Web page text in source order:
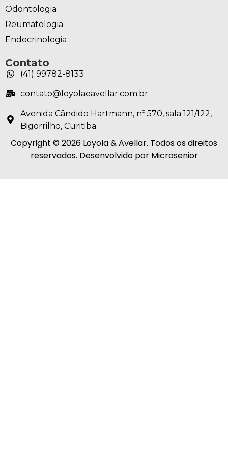
Odontologia
Reumatologia
Endocrinologia
Contato
(41) 99782-8133
contato@loyolaeavellar.com.br
Avenida Cândido Hartmann, nº 570, sala 121/122,
Bigorrilho, Curitiba
Copyright © 2026 Loyola & Avellar. Todos os direitos
reservados. Desenvolvido por Microsenior